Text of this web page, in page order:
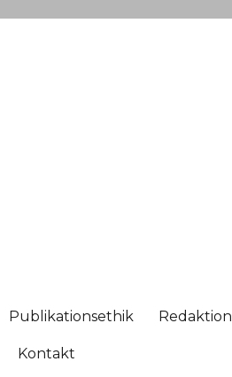
Publikationsethik Redaktion
Kontakt